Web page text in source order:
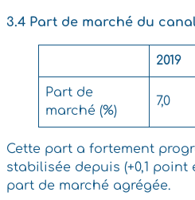
3.4 Part de marché du
2019
Part de
marché (%)
7,0
Cette part a fortement
stabilisée depuis (+0,1
part de marché agrégée.